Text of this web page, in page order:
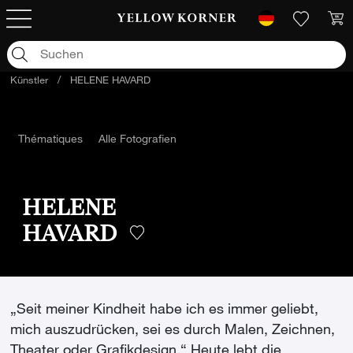
Künstler / HELENE HAVARD
Thématiques Alle Fotografien
HELENE
HAVARD
„Seit meiner Kindheit habe ich es immer geliebt,
mich auszudrücken, sei es durch Malen, Zeichnen,